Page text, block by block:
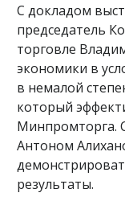
С докладом
председатель
торговле
экономики в
в немалой
который
Минпромторга.
Антоном
результаты.